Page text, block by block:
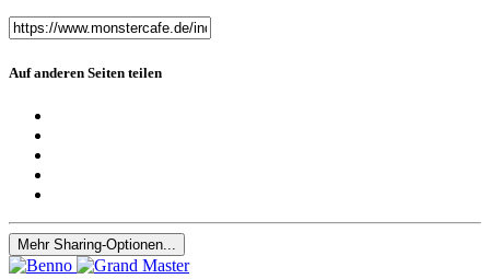
Auf anderen Seiten teilen
Mehr Sharing-Optionen...